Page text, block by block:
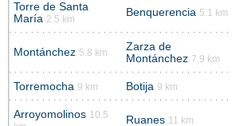
Torre de Santa
María 2.5 km
Benquerencia 5.1 km
Montánchez 5.8 km
Zarza de
Montánchez 7.9 km
Torremocha 9 km Botija 9 km
Arroyomolinos 10.5
Ruanes 11 km